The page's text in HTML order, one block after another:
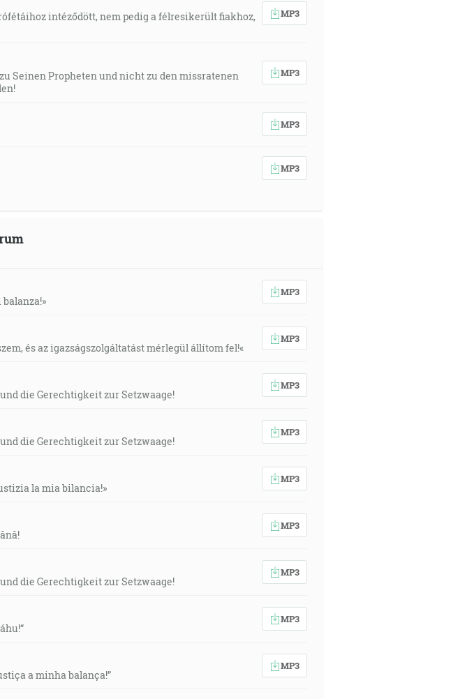
intéződött, nem pedig a félresikerült fiakhoz,
MP3
Seinen Propheten und nicht zu den missratenen
MP3
MP3
MP3
MP3
és az igazságszolgáltatást mérlegül állítom fel!«
MP3
die Gerechtigkeit zur Setzwaage!
MP3
die Gerechtigkeit zur Setzwaage!
MP3
la mia bilancia!»
MP3
MP3
die Gerechtigkeit zur Setzwaage!
MP3
MP3
a minha balança!”
MP3